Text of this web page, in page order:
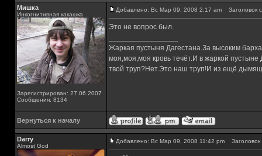
Мишка
Инкогнитивная какашка
Зарегистрирован: 27.06.2007
Сообщения: 8134
Добавлено: Вс Мар 09, 2008 2:17 am Заголовок
Это не вопрос был.
Жаркая пустыня Дагестана.За высоким
моя,моя,моя кровь течёт.И в жаркой
твой труп?Нет.Это наш труп!И из ещё
Вернуться к началу
Darry
Almost God
Добавлено: Вс Мар 09, 2008 11:42 pm